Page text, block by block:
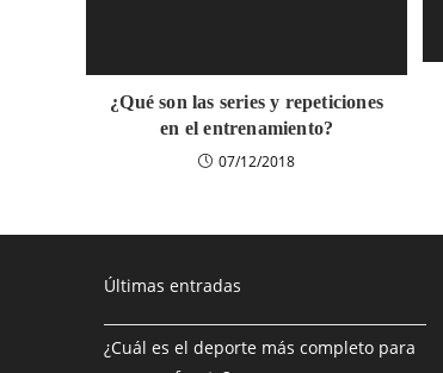
¿Qué son las series y repeticiones
en el entrenamiento?
07/12/2018
Últimas entradas
¿Cuál es el deporte más completo para